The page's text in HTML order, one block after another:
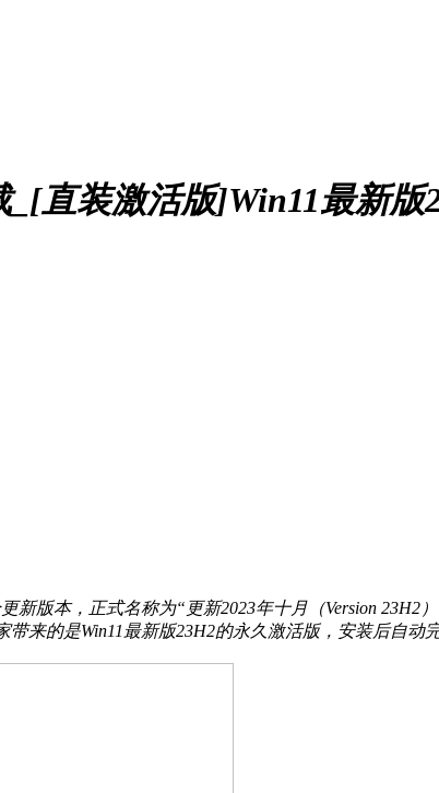
直装激活版]Win11最新版
更新版本，正式名称为“更新2023年十月（Version
来的是Win11最新版23H2的永久激活版，安装后自